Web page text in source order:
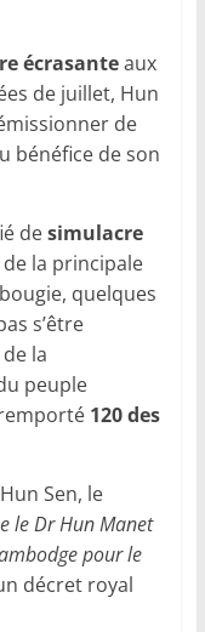
écrasanteaux
de juillet, Hun
de
bénéfice de son
desimulacre
la principale
quelques
s’être
la
peuple
120 des
Sen, le
le Dr Hun Manet
pour le
décret royal